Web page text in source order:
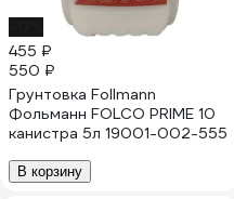
455 ₽
550 ₽
Грунтовка Follmann
Фольманн FOLCO PRIME 10
канистра 5л 19001-002-555
В корзину